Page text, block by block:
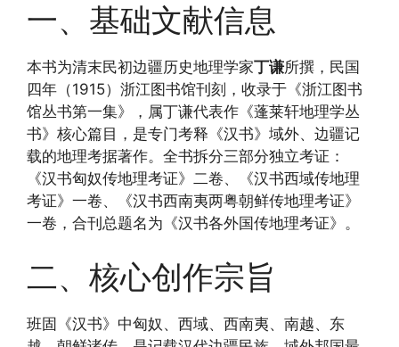
一、基础文献信息
本书为清末民初边疆历史地理学家丁谦所撰，民国
四年（1915）浙江图书馆刊刻，收录于《浙江图书
馆丛书第一集》，属丁谦代表作《蓬莱轩地理学丛
书》核心篇目，是专门考释《汉书》域外、边疆记
载的地理考据著作。全书拆分三部分独立考证：
《汉书匈奴传地理考证》二卷、《汉书西域传地理
考证》一卷、《汉书西南夷两粤朝鲜传地理考证》
一卷，合刊总题名为《汉书各外国传地理考证》。
二、核心创作宗旨
班固《汉书》中匈奴、西域、西南夷、南越、东